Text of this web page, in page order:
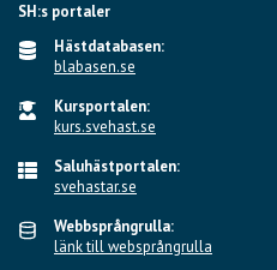
SH:s portaler
Hästdatabasen:
blabasen.se
Kursportalen:
kurs.svehast.se
Saluhästportalen:
svehastar.se
Webbsprångrulla:
länk till websprångrulla